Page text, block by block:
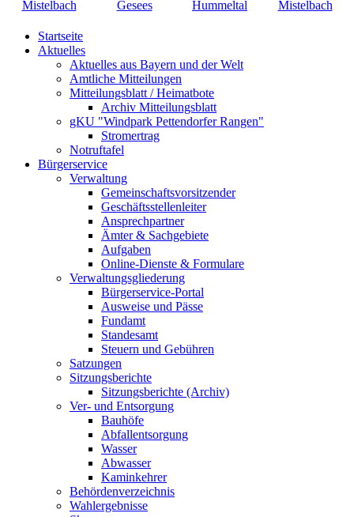
Startseite
Aktuelles
Aktuelles aus Bayern und der Welt
Amtliche Mitteilungen
Mitteilungsblatt / Heimatbote
Archiv Mitteilungsblatt
gKU "Windpark Pettendorfer Rangen"
Stromertrag
Notruftafel
Bürgerservice
Verwaltung
Gemeinschaftsvorsitzender
Geschäftsstellenleiter
Ansprechpartner
Ämter & Sachgebiete
Aufgaben
Online-Dienste & Formulare
Verwaltungsgliederung
Bürgerservice-Portal
Ausweise und Pässe
Fundamt
Standesamt
Steuern und Gebühren
Satzungen
Sitzungsberichte
Sitzungsberichte (Archiv)
Ver- und Entsorgung
Bauhöfe
Abfallentsorgung
Wasser
Abwasser
Kaminkehrer
Behördenverzeichnis
Wahlergebnisse